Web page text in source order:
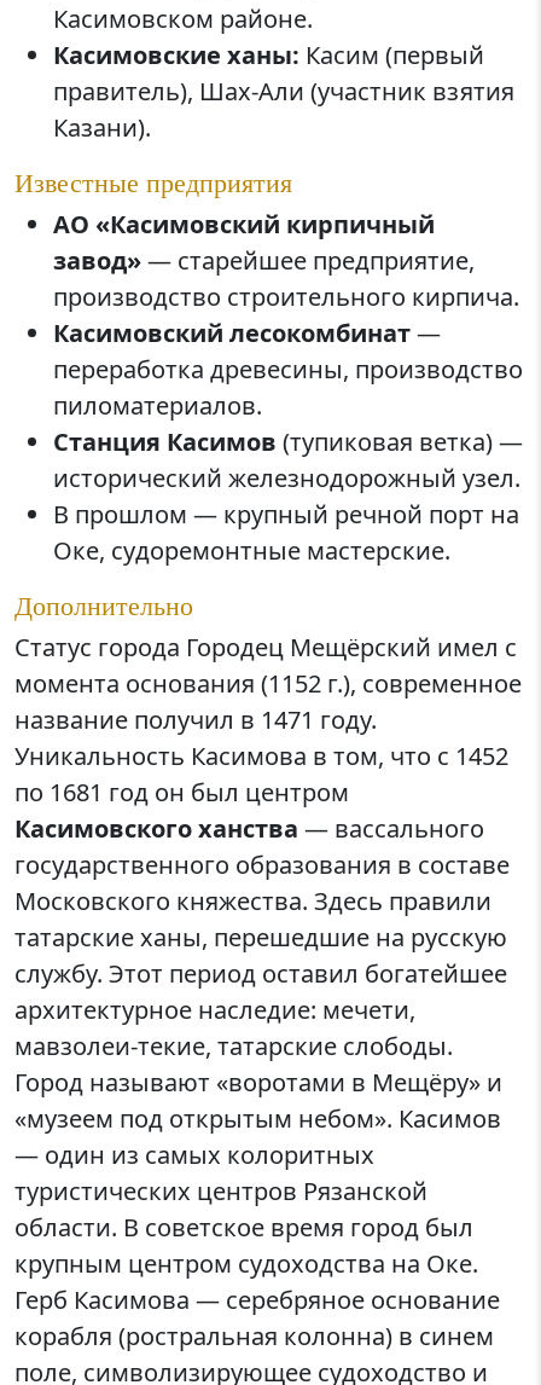
Касимовском районе.
Касимовские ханы: Касим (первый
правитель), Шах-Али (участник взятия
Казани).
Известные предприятия
АО «Касимовский кирпичный
завод»— старейшее предприятие,
производство строительного кирпича.
Касимовский лесокомбинат—
переработка древесины, производство
пиломатериалов.
Станция Касимов (тупиковая ветка) —
исторический железнодорожный узел.
В прошлом — крупный речной порт на
Оке, судоремонтные мастерские.
Дополнительно
Статус города Городец Мещёрский имел с
момента основания (1152 г.), современное
название получил в 1471 году.
Уникальность Касимова в том, что с 1452
по 1681 год он был центром
Касимовского ханства — вассального
государственного образования в составе
Московского княжества. Здесь правили
татарские ханы, перешедшие на русскую
службу. Этот период оставил богатейшее
архитектурное наследие: мечети,
мавзолеи-текие, татарские слободы.
Город называют «воротами в Мещёру» и
«музеем под открытым небом». Касимов
— один из самых колоритных
туристических центров Рязанской
области. В советское время город был
крупным центром судоходства на Оке.
Герб Касимова — серебряное основание
корабля (ростральная колонна) в синем
поле, символизирующее судоходство и